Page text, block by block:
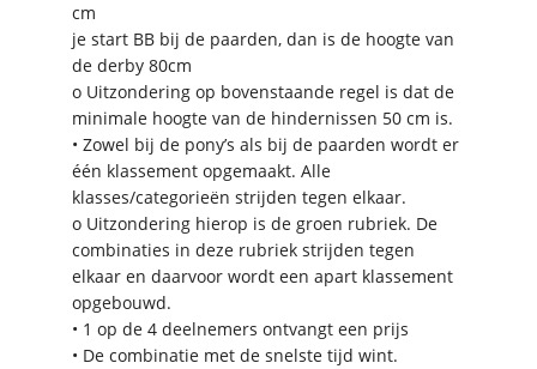
cm
je start BB bij de paarden, dan is de hoogte van
de derby 80cm
o Uitzondering op bovenstaande regel is dat de
minimale hoogte van de hindernissen 50 cm is.
• Zowel bij de pony’s als bij de paarden wordt er
één klassement opgemaakt. Alle
klasses/categorieën strijden tegen elkaar.
o Uitzondering hierop is de groen rubriek. De
combinaties in deze rubriek strijden tegen
elkaar en daarvoor wordt een apart klassement
opgebouwd.
• 1 op de 4 deelnemers ontvangt een prijs
• De combinatie met de snelste tijd wint.